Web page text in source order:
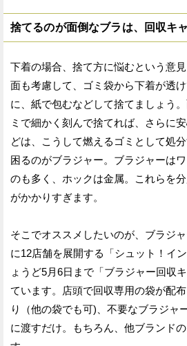
捨てるのが面倒なブラは、回収キ
下着の場合、捨て方に悩むという意
面も考慮して、ゴミ袋から下着が透
に、紙で包むなどして捨てましょう
ミで細かく刻んで捨てれば、さらに
どは、こうして燃えるゴミとして処
困るのがブラジャー。ブラジャーは
のも多く、ホックは金属。これらを
がかかりすぎます。
そこでオススメしたいのが、ブラジ
に12店舗を展開する「シュット！イ
ょうど5月6日まで「ブラジャー回収
ています。店頭で回収専用の袋が配
り（他の袋でも可)、不要なブラジャ
に渡すだけ。もちろん、他ブランド